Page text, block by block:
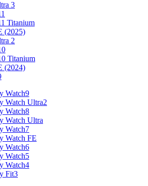
3
Titanium
(2025)
2
Titanium
(2024)
Watch9
Watch Ultra2
Watch8
Watch Ultra
Watch7
Watch FE
Watch6
Watch5
Watch4
Fit3